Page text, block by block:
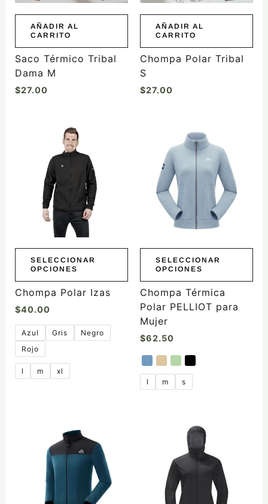
AÑADIR AL
CARRITO
Saco Térmico Tribal
Dama M
$27.00
AÑADIR AL
CARRITO
Chompa Polar Tribal
S
$27.00
SELECCIONAR
OPCIONES
múltiples
variantes.
opciones
pueden
elegir
la
página
de
producto
Chompa Polar Izas
$40.00
Azul Gris
Negro
Rojo
l m xl
SELECCIONAR
OPCIONES
producto
tiene
múltiples
variantes.
opciones
pueden
elegir
la
página
de
producto
Chompa Térmica
Polar PELLIOT para
Mujer
$62.50
l m s
producto
múltiples
variantes.
múltiples
variantes.